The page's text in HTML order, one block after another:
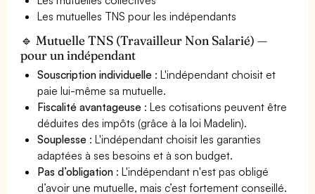
Les mutuelles TNS pour les indépendants
🔹 Mutuelle TNS (Travailleur Non Salarié) —
pour un indépendant
Souscription individuelle : L'indépendant choisit et
paie lui-même sa mutuelle.
Fiscalité avantageuse : Les cotisations peuvent être
déduites des impôts (grâce à la loi Madelin).
Souplesse : L'indépendant choisit les garanties
adaptées à ses besoins et à son budget.
Pas d’obligation : L'indépendant n'est pas obligé
d’avoir une mutuelle, mais c’est fortement conseillé.